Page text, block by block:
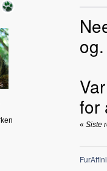
for
« Siste